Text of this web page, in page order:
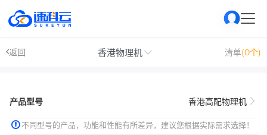
返回 香港物理机 清单(0个)
产品型号 香港高配物理机
不同型号的产品，功能和性能有所差异，建议您根据实际需求选择！